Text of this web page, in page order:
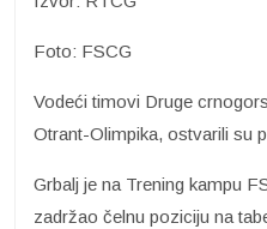
Foto: FSCG
Vodeći timovi Druge
Otrant-Olimpika, ostvarili su
Grbalj je na Trening kampu
zadržao čelnu poziciju na